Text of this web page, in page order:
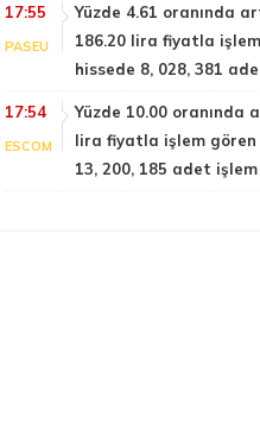
17:55
PASEU
Yüzde 4.61 oranında
186.20 lira fiyatla
hissede 8, 028, 381
17:54
ESCOM
Yüzde 10.00 oranında
lira fiyatla işlem gören
13, 200, 185 adet işlem